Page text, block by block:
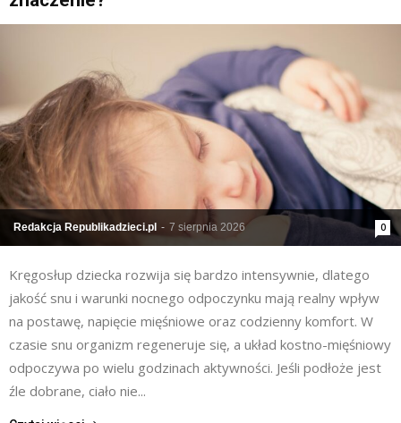
Redakcja Republikadzieci.pl - 7 sierpnia 2026 0
Kręgosłup dziecka rozwija się bardzo intensywnie, dlatego
jakość snu i warunki nocnego odpoczynku mają realny wpływ
na postawę, napięcie mięśniowe oraz codzienny komfort. W
czasie snu organizm regeneruje się, a układ kostno-mięśniowy
odpoczywa po wielu godzinach aktywności. Jeśli podłoże jest
źle dobrane, ciało nie...